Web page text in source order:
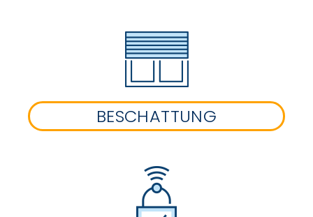
BESCHATTUNG